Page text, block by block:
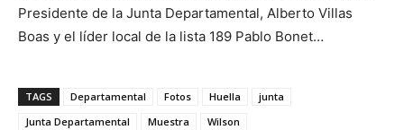
Presidente de la Junta Departamental, Alberto Villas
Boas y el líder local de la lista 189 Pablo Bonet…
TAGS Departamental Fotos Huella
junta
Junta Departamental
Muestra Wilson